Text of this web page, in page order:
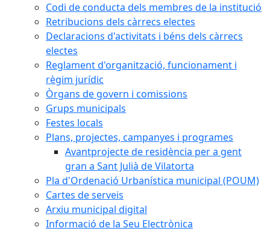
Codi de conducta dels membres de la institució
Retribucions dels càrrecs electes
Declaracions d'activitats i béns dels càrrecs
electes
Reglament d'organització, funcionament i
règim jurídic
Òrgans de govern i comissions
Grups municipals
Festes locals
Plans, projectes, campanyes i programes
Avantprojecte de residència per a gent
gran a Sant Julià de Vilatorta
Pla d'Ordenació Urbanística municipal (POUM)
Cartes de serveis
Arxiu municipal digital
Informació de la Seu Electrònica